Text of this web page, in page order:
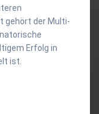
gehört der Multi-
Erfolg in
ist.